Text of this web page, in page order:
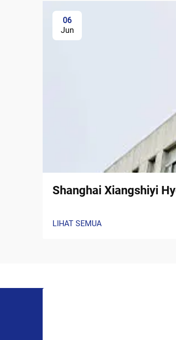
06
Jun
Shanghai Xiangshiyi
LIHAT SEMUA